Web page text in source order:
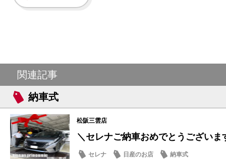
関連記事
納車式
松阪三雲店
＼セレナご納車おめでとうございま
セレナ 日産のお店 納車式